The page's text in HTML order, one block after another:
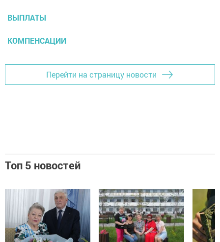
ВЫПЛАТЫ
КОМПЕНСАЦИИ
Перейти на страницу новости
Топ 5 новостей